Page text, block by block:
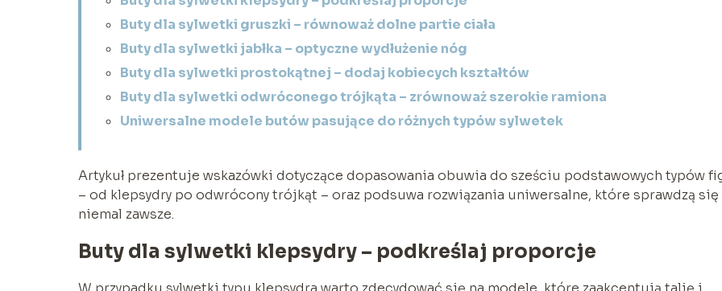
Buty dla sylwetki gruszki – równoważ dolne partie ciała
Buty dla sylwetki jabłka – optyczne wydłużenie nóg
Buty dla sylwetki prostokątnej – dodaj kobiecych kształtów
Buty dla sylwetki odwróconego trójkąta – zrównoważ szerokie ramiona
Uniwersalne modele butów pasujące do różnych typów sylwetek
Artykuł prezentuje wskazówki dotyczące dopasowania obuwia do sześciu podstawowych typów
– od klepsydry po odwrócony trójkąt – oraz podsuwa rozwiązania uniwersalne, które sprawdzą się
niemal zawsze.
Buty dla sylwetki klepsydry – podkreślaj proporcje